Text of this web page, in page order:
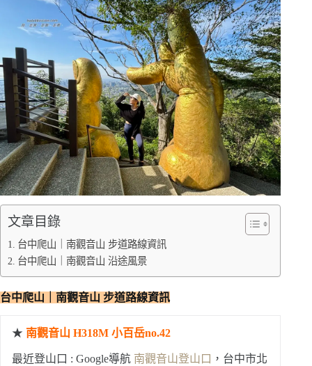
文章目錄
台中爬山｜南觀音山 步道路線資訊
台中爬山｜南觀音山 沿途風景
台中爬山｜南觀音山 步道路線資訊
★ 南觀音山 H318M 小百岳no.42
最近登山口 : Google導航 南觀音山登山口 ，台中市北